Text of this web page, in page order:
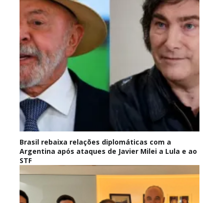
Brasil rebaixa relações diplomáticas com a
Argentina após ataques de Javier Milei a Lula e ao
STF